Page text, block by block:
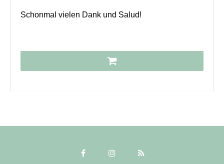
Schonmal vielen Dank und Salud!